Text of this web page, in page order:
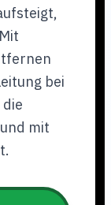
bei
mit